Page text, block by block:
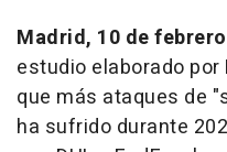
Madrid, 10 de
estudio elaborado
que más ataques de
ha sufrido durante